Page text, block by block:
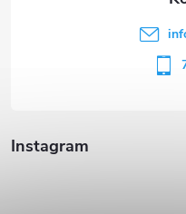
Instagram